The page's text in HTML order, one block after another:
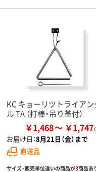
KC キョーリツトライアン
ル TA （打棒・吊り革付）
￥1,468 ￥1,747
お届け日：8月21日（金）まで
直送品
サイズ・販売単位違いの商品が3商品あ